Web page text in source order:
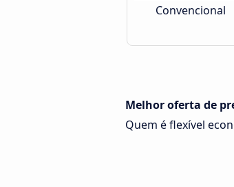
Convencional
Melhor oferta de
Quem é flexível